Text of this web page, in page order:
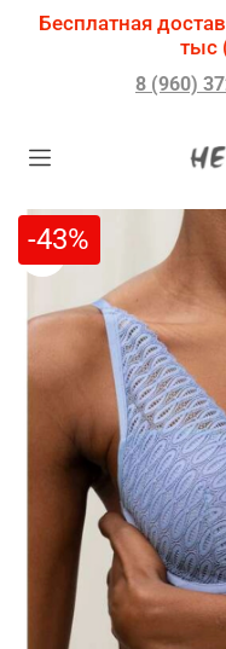
Бесплатная
тыс
8 (960)
-43%